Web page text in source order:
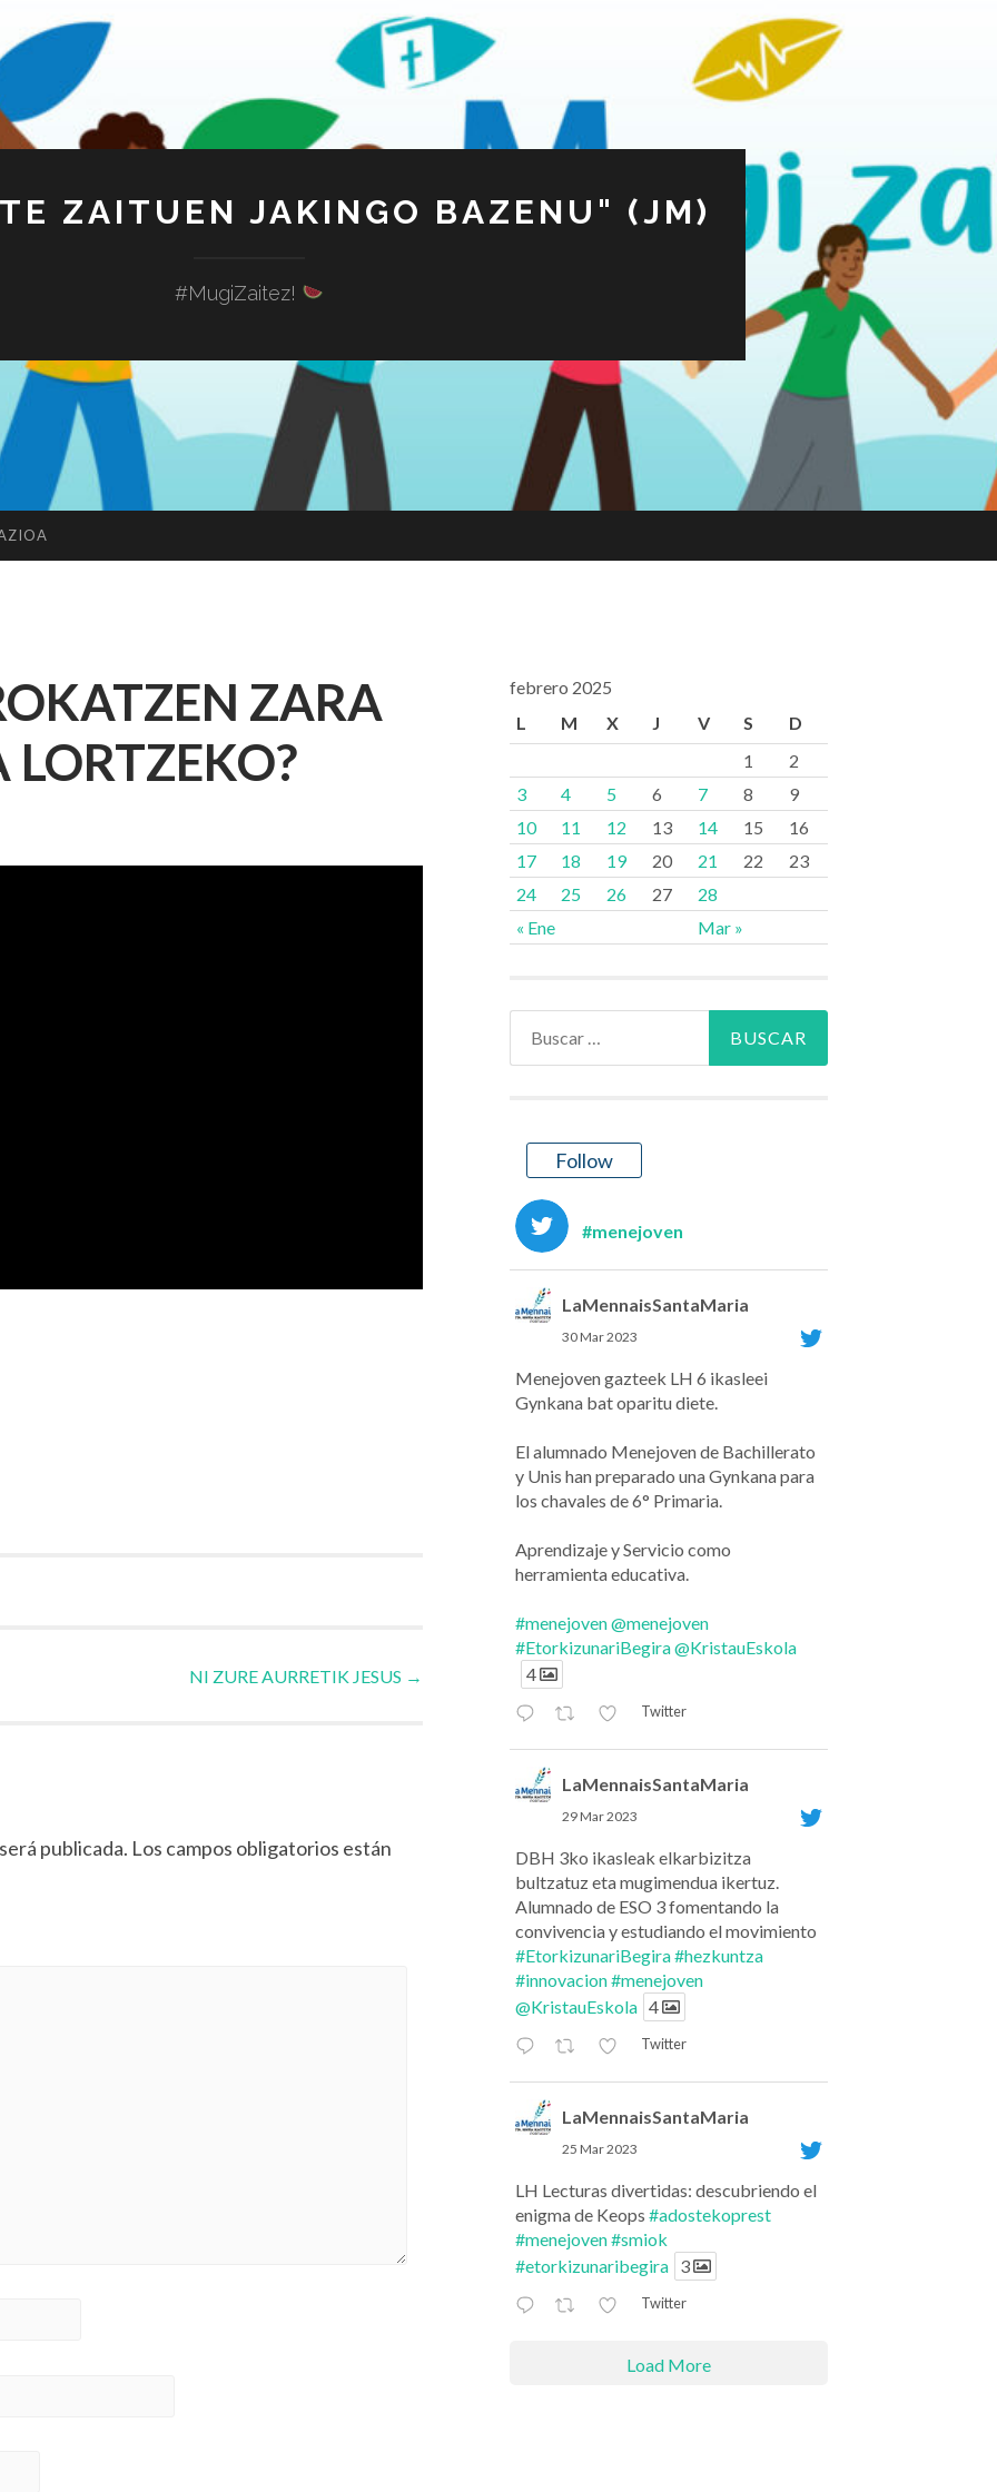
ZAITUEN JAKINGO BAZENU" (JM)
#MugiZaitez!
ZARA
LORTZEKO?
NI ZURE AURRETIK JESUS →
publicada. Los campos obligatorios están
febrero 2025
L
M X J V S D
« Ene Mar »
1
2
3
4 5 6 7 8
9
10
11 12 13 14 15
16
17
18 19 20 21 22
23
24
25 26 27 28
Follow
#menejoven
LaMennaisSantaMaria
30 Mar 2023
Menejoven gazteek LH 6 ikasleei
Gynkana bat oparitu diete.
El alumnado Menejoven de Bachillerato
y Unis han preparado una Gynkana para
los chavales de 6° Primaria.
Aprendizaje y Servicio como
herramienta educativa.
#menejoven@menejoven
#EtorkizunariBegira@KristauEskola
4
Twitter
LaMennaisSantaMaria
29 Mar 2023
DBH 3ko ikasleak elkarbizitza
bultzatuz eta mugimendua ikertuz.
Alumnado de ESO 3 fomentando la
convivencia y estudiando el movimiento
#EtorkizunariBegira#hezkuntza
#innovacion#menejoven
@KristauEskola 4
Twitter
LaMennaisSantaMaria
25 Mar 2023
LH Lecturas divertidas: descubriendo el
enigma de Keops #adostekoprest
#menejoven#smiok
#etorkizunaribegira 3
Twitter
Load More